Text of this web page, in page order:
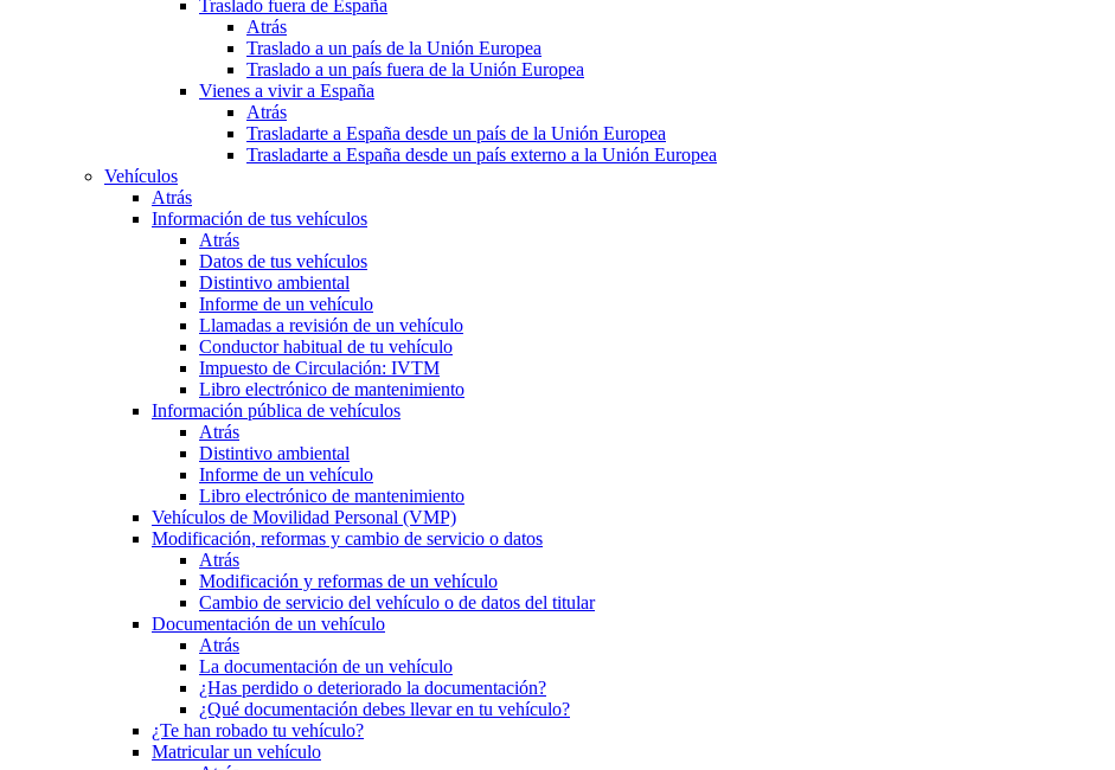
Traslado fuera de España
Atrás
Traslado a un país de la Unión Europea
Traslado a un país fuera de la Unión Europea
Vienes a vivir a España
Atrás
Trasladarte a España desde un país de la Unión Europea
Trasladarte a España desde un país externo a la Unión Europea
Vehículos
Atrás
Información de tus vehículos
Atrás
Datos de tus vehículos
Distintivo ambiental
Informe de un vehículo
Llamadas a revisión de un vehículo
Conductor habitual de tu vehículo
Impuesto de Circulación: IVTM
Libro electrónico de mantenimiento
Información pública de vehículos
Atrás
Distintivo ambiental
Informe de un vehículo
Libro electrónico de mantenimiento
Vehículos de Movilidad Personal (VMP)
Modificación, reformas y cambio de servicio o datos
Atrás
Modificación y reformas de un vehículo
Cambio de servicio del vehículo o de datos del titular
Documentación de un vehículo
Atrás
La documentación de un vehículo
¿Has perdido o deteriorado la documentación?
¿Qué documentación debes llevar en tu vehículo?
¿Te han robado tu vehículo?
Matricular un vehículo